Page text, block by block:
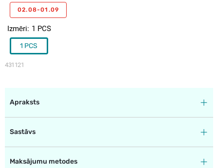
431121
Izmēri 1 PCS
1 PCS
02.08-01.09
Apraksts
Sastāvs
Maksājumu metodes